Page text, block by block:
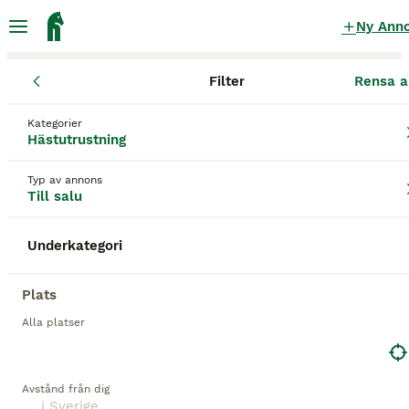
Ny
Filter Rensa
Kategorier
Hästutrustning
Typ av annons
Till salu
Underkategori
Plats
Alla platser
Avstånd från dig
Begagnad Hästutrustning till salu
Spara sökning
Sadlar